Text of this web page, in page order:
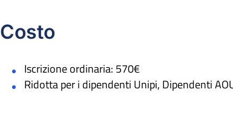
Costo
Iscrizione ordinaria: 570€
Ridotta per i dipendenti Unipi, Dipendenti